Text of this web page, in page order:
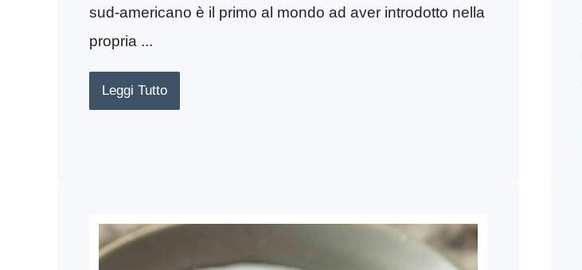
sud-americano è il primo al mondo ad aver introdotto nella
propria ...
Leggi Tutto